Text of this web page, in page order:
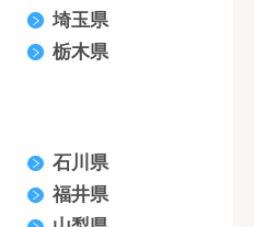
埼玉県
栃木県
石川県
福井県